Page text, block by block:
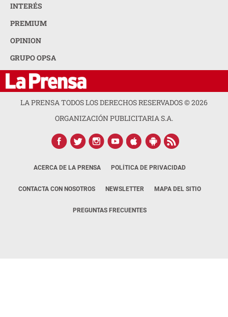
INTERÉS
PREMIUM
OPINION
GRUPO OPSA
LA PRENSA TODOS LOS DERECHOS RESERVADOS ©2026
ORGANIZACIÓN PUBLICITARIA S.A.
ACERCA DE LA PRENSA POLÍTICA DE PRIVACIDAD
CONTACTA CON NOSOTROS NEWSLETTER MAPA DEL SITIO
PREGUNTAS FRECUENTES